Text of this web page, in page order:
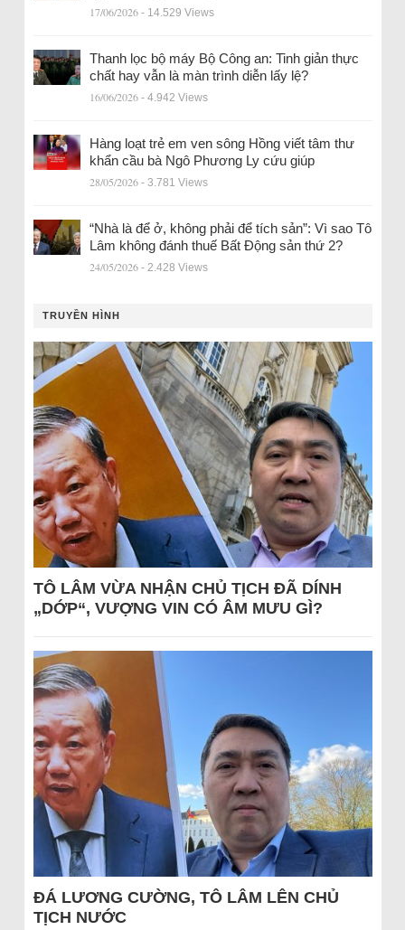
17/06/2026 - 14.529 Views
Thanh lọc bộ máy Bộ Công an: Tinh giản thực
chất hay vẫn là màn trình diễn lấy lệ?
16/06/2026 - 4.942 Views
Hàng loạt trẻ em ven sông Hồng viết tâm thư
khẩn cầu bà Ngô Phương Ly cứu giúp
28/05/2026 - 3.781 Views
“Nhà là để ở, không phải để tích sản”: Vì sao Tô
Lâm không đánh thuế Bất Động sản thứ 2?
24/05/2026 - 2.428 Views
TRUYỀN HÌNH
TÔ LÂM VỪA NHẬN CHỦ TỊCH ĐÃ DÍNH
„DỚP“, VƯỢNG VIN CÓ ÂM MƯU GÌ?
ĐÁ LƯƠNG CƯỜNG, TÔ LÂM LÊN CHỦ
TỊCH NƯỚC